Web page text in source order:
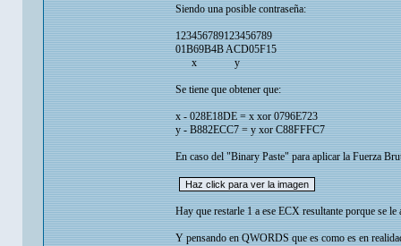
Siendo una posible contraseña:
123456789123456789
01B69B4B ACD05F15
x y
Se tiene que obtener que:
x - 028E18DE = x xor 0796E723
y - B882ECC7 = y xor C88FFFC7
En caso del "Binary Paste" para aplicar la Fuerza
Hay que restarle 1 a ese ECX resultante porque se
Y pensando en QWORDS que es como es en